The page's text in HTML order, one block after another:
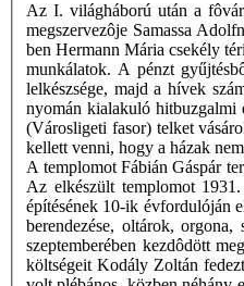
Az I. világháború után a
megszervezôje Samassa
ben Hermann Mária csekély
munkálatok. A pénzt
lelkészsége, majd a hívek
nyomán kialakuló hitbuzgalmi
(Városligeti fasor) telket
kellett venni, hogy a házak
A templomot Fábián Gáspár
Az elkészült templomot
építésének 10-ik évfordulóján
berendezése, oltárok,
szeptemberében kezdôdött
költségeit Kodály Zoltán